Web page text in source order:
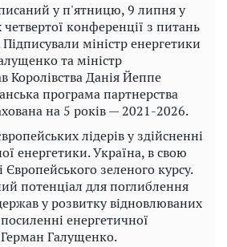
у п'ятницю, 9 липня у
конференції з питань
міністр енергетики
та міністр
Королівства Данія Йеппе
програма партнерства
на 5 років — 2021-2026.
лідерів у здійсненні
енергетики. Україна, в свою
Європейського зеленого курсу.
потенціал для поглиблення
у розвитку відновлюваних
енергетичної
Галущенко.